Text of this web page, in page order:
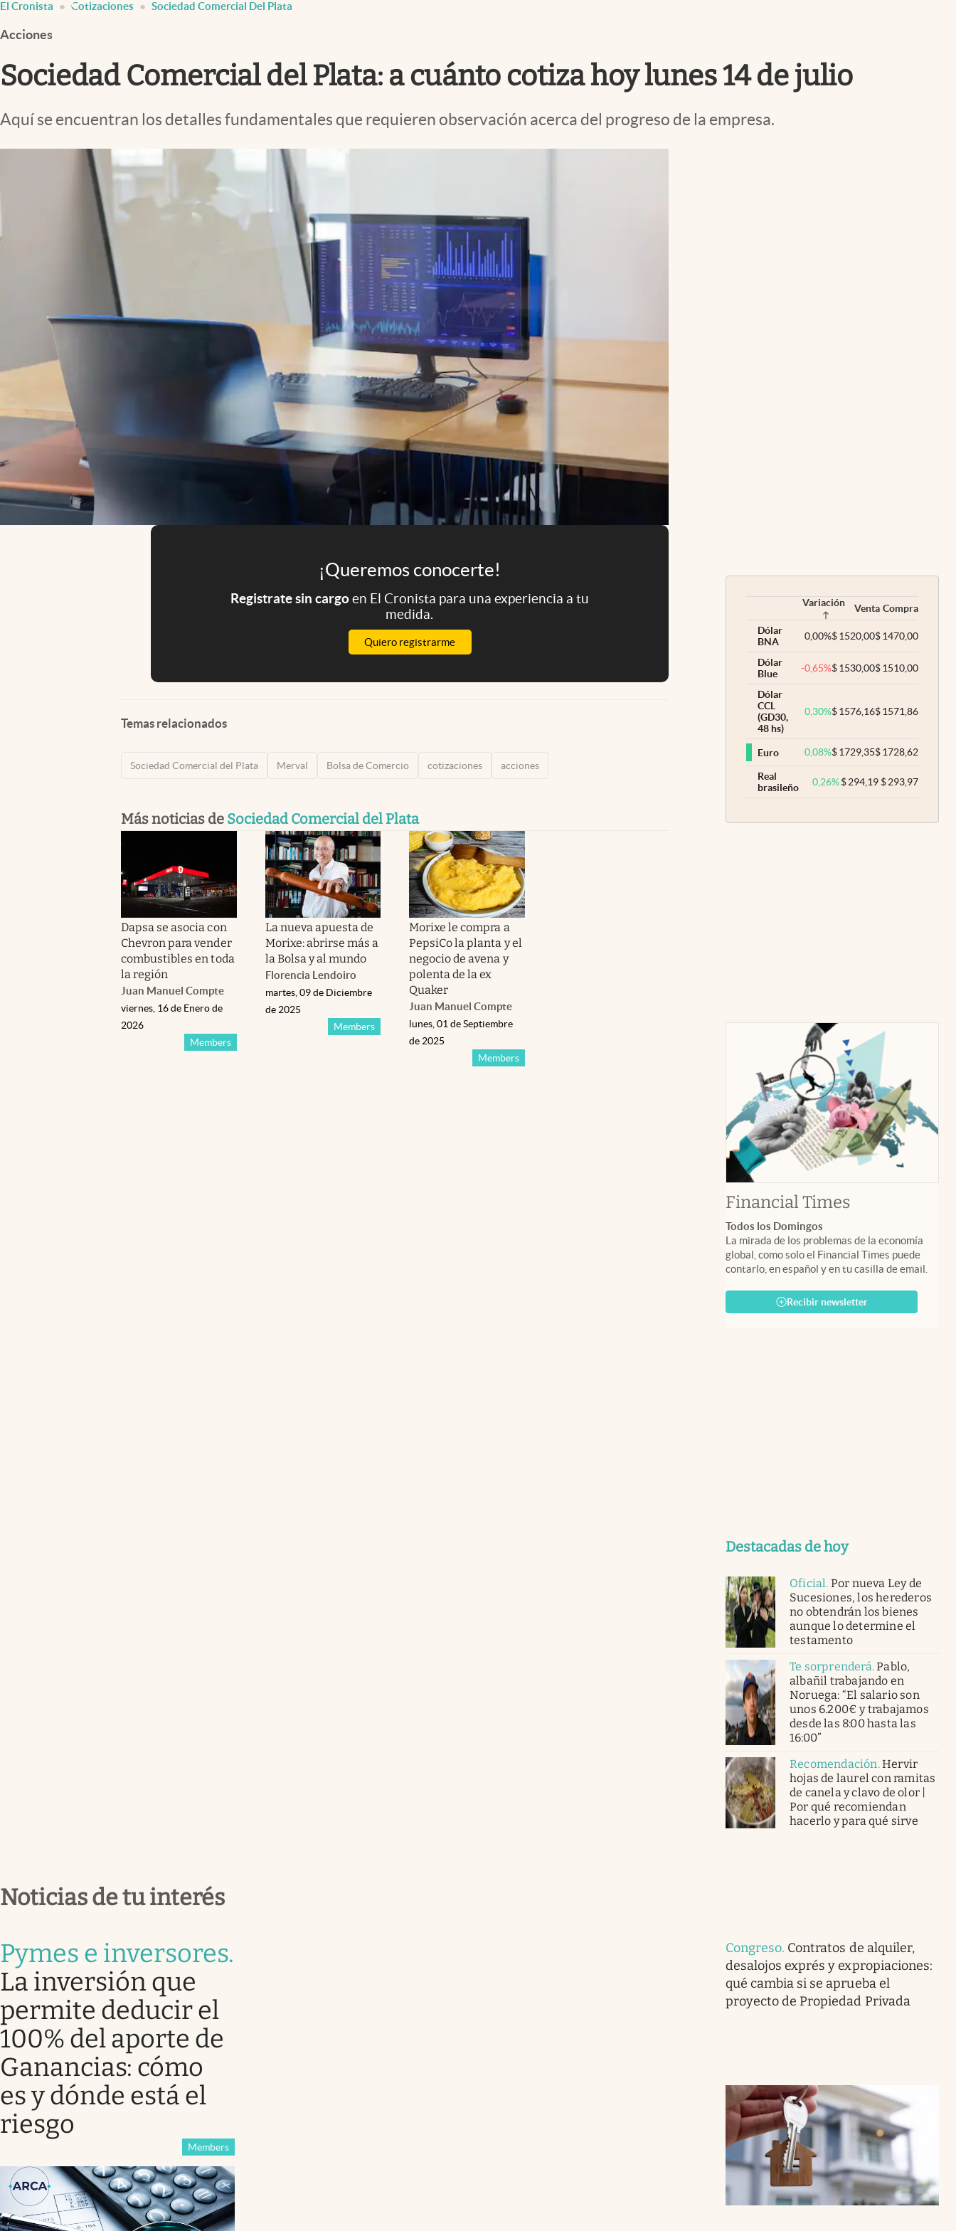
Infotechnology
Clase
Clima
Mundial 2026
Eventos Corporativos
abre en nueva pestaña
El Cronista Cotizaciones Sociedad Comercial Del Plata
Acciones
Sociedad Comercial del Plata: a cuánto cotiza hoy lunes 14 de julio
Aquí se encuentran los detalles fundamentales que requieren observación acerca del progreso de la empresa.
¡Queremos conocerte!
Registrate sin cargoen El Cronista para una experiencia a tu
medida.
Quiero registrarme
Temas relacionados
Sociedad Comercial del Plata Merval Bolsa de Comercio cotizaciones acciones
Más noticias de Sociedad Comercial del Plata
Dapsa se asocia con
Chevron para vender
combustibles en toda
la región
Juan Manuel Compte
Members
viernes, 16 de Enero de
2026
La nueva apuesta de
Morixe: abrirse más a
la Bolsa y al mundo
Florencia Lendoiro
Members
martes, 09 de Diciembre
de 2025
Morixe le compra a
PepsiCo la planta y el
negocio de avena y
polenta de la ex
Quaker
Juan Manuel Compte
Members
lunes, 01 de Septiembre
de 2025
Variación Venta Compra
Dólar
BNA
0,00%$1520,00$1470,00
Dólar
Blue
-0,65%$1530,00$1510,00
Dólar
CCL
(GD30,
48 hs)
0,30%$1576,16$1571,86
Euro 0,08%$1729,35$1728,62
Real
brasileño
0,26% $294,19 $293,97
Financial Timesabre en
Todos los Domingos
La mirada de los problemas de la economía
global, como solo el Financial Times puede
contarlo, en español y en tu casilla de email.
Recibir newsletter
Destacadas de hoy
Oficial. Por nueva Ley de
Sucesiones, los herederos
no obtendrán los bienes
aunque lo determine el
testamento
Te sorprenderá.Pablo,
albañil trabajando en
Noruega: “El salario son
unos 6.200€ y trabajamos
desde las 8:00 hasta las
16:00”
Recomendación.Hervir
hojas de laurel con ramitas
de canela y clavo de olor |
Por qué recomiendan
hacerlo y para qué sirve
Noticias de tu interés
Pymes e inversores.
La inversión que
permite deducir el
100% del aporte de
Ganancias: cómo
es y dónde está el
riesgo
Members
Congreso. Contratos de alquiler,
desalojos exprés y expropiaciones:
qué cambia si se aprueba el
proyecto de Propiedad Privada